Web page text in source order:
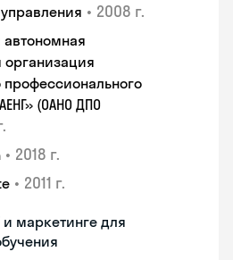
• 2008 г.
автономная
профессионального
(ОАНО ДПО
• 2018 г.
• 2011 г.
и маркетинге для